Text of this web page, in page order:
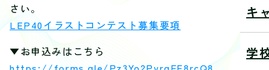
キ
学
さい。
LEP40イラストコンテスト募集要項
▼お申込みはこちら